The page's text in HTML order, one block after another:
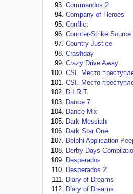
Commandos 2
Company of Heroes
Conflict
Counter-Strike Source
Country Justice
Crashday
Crazy Drive Away
CSI. Место
CSI. Место
D.I.R.T.
Dance 7
Dance Mix
Dark Messiah
Dark Star One
Delphi Application
Derby Days
Desperados
Desperados 2
Diary of Dreams
Diary of Dreams